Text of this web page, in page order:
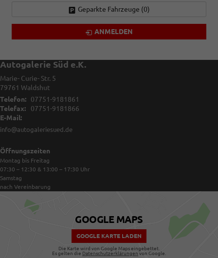
Geparkte Fahrzeuge (0)
ANMELDEN
Autogalerie Süd e.K.
Marie- Curie- Str. 5
79761 Waldshut
Telefon:
07751-9181861
Telefax:
07751-9181866
E-Mail:
info@autogaleriesued.de
Öffnungszeiten
Montag bis Freitag
07:30 – 12:30 & 13:00 – 17:30 Uhr
Samstag
nach Vereinbarung
GOOGLE MAPS
GOOGLE KARTE LADEN
Die Karte wird von Google Maps eingebettet.
Es gelten die Datenschutzerklärungen von Google.